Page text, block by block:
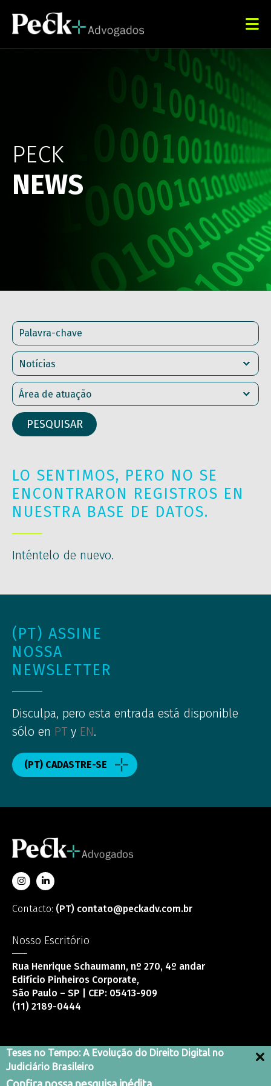
Teses no Tempo: A Evolução do Direito Digital no
Judiciário Brasileiro
Confira nossa pesquisa inédita
PECK
NEWS
LO SENTIMOS, PERO NO SE
ENCONTRARON REGISTROS EN
NUESTRA BASE DE DATOS.
Inténtelo de nuevo.
(PT) ASSINE
NOSSA
NEWSLETTER
Disculpa, pero esta entrada está disponible
sólo en PT y EN.
(PT) CADASTRE-SE
Contacto: (PT) contato@peckadv.com.br
Nosso Escritório
Rua Henrique Schaumann, nº 270, 4º andar
Edifício Pinheiros Corporate,
São Paulo – SP | CEP: 05413-909
(11) 2189-0444